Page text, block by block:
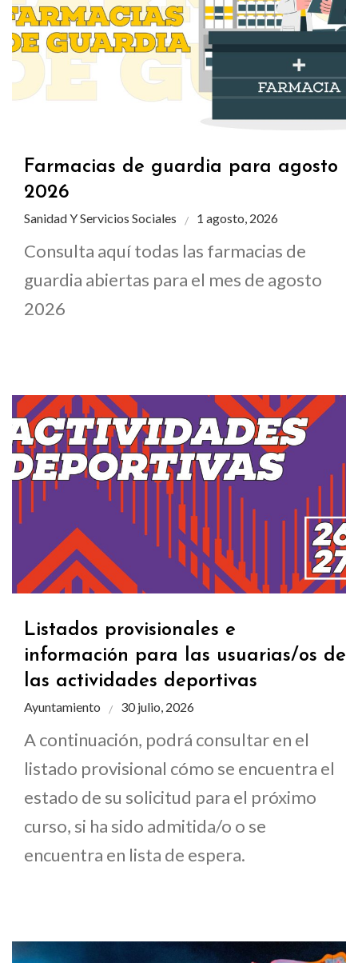
Farmacias de guardia para agosto
2026
Sanidad Y Servicios Sociales 1 agosto, 2026
Consulta aquí todas las farmacias de
guardia abiertas para el mes de agosto
2026
Listados provisionales e
información para las usuarias/os de
las actividades deportivas
Ayuntamiento 30 julio, 2026
A continuación, podrá consultar en el
listado provisional cómo se encuentra el
estado de su solicitud para el próximo
curso, si ha sido admitida/o o se
encuentra en lista de espera.